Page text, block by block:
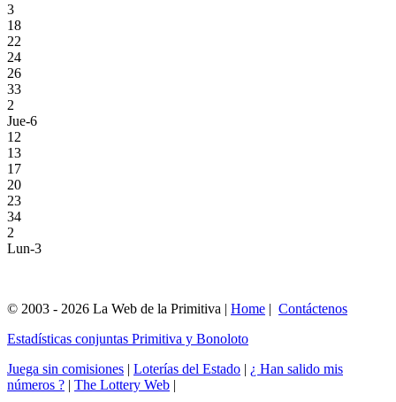
3
18
22
24
26
33
2
Jue-6
12
13
17
20
23
34
2
Lun-3
© 2003 - 2026 La Web de la Primitiva | Home | Contáctenos
Estadísticas conjuntas Primitiva y Bonoloto
Juega sin comisiones | Loterías del Estado | ¿ Han salido mis
números ? | The Lottery Web |